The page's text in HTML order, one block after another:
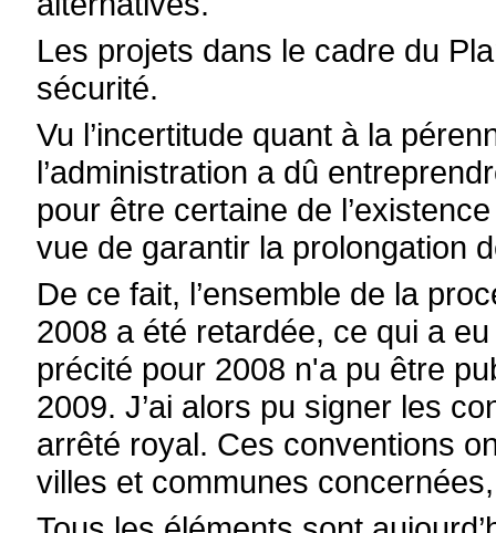
Les projets dans le cadre du
sécurité.
Vu l’incertitude quant à la
l’administration a dû
pour être certaine de
vue de garantir la prolongation
De ce fait, l’ensemble de la
2008 a été retardée, ce qui a
précité pour 2008 n'a pu être
2009. J’ai alors pu signer les
arrêté royal. Ces conventions
villes et communes